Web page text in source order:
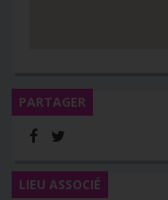
PARTAGER
LIEU ASSOCIÉ